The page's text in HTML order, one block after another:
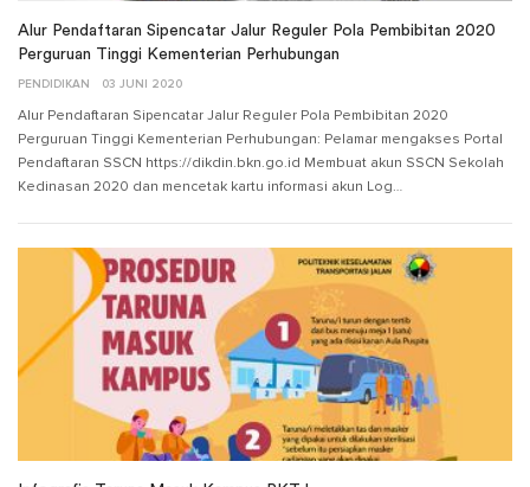
Alur Pendaftaran Sipencatar Jalur Reguler Pola Pembibitan 2020
Perguruan Tinggi Kementerian Perhubungan
PENDIDIKAN 03 JUNI 2020
Alur Pendaftaran Sipencatar Jalur Reguler Pola Pembibitan 2020
Perguruan Tinggi Kementerian Perhubungan: Pelamar mengakses Portal
Pendaftaran SSCN https://dikdin.bkn.go.id Membuat akun SSCN Sekolah
Kedinasan 2020 dan mencetak kartu informasi akun Log…